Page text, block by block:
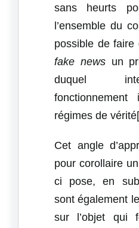
sans heurts
l’ensemble du
possible de
fake newsun
duquel
régimes de
Cet angle
pour corollaire
ci pose, en
sont également
sur l’objet qui